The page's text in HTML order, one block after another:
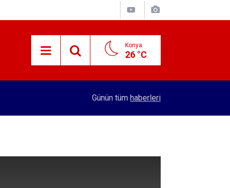
Konya
26 °C
Konyalı patron 70 bin TL maaşla personel
Günün tüm haberleri